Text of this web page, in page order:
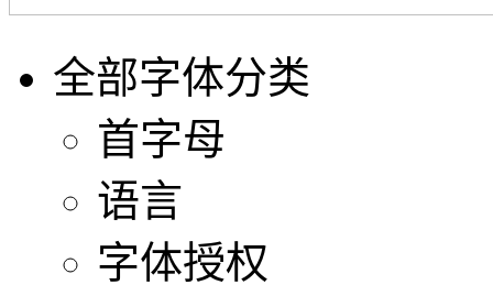
全部字体分类
首字母
语言
字体授权